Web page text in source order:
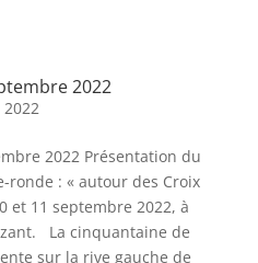
2022
2022 Présentation du
ronde : « autour des Croix
et 11 septembre 2022, à
La cinquantaine de
sur la rive gauche de